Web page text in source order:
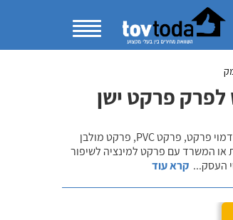
פרקט ישן
בקטגוריית התקנת פרקט למינציה תוכלו להשוות מחירים ולהתרשם ממגוון פתרונות הפרקט הסינטטי, ריצוף דמוי פרקט, פרקט PVC, פרקט מולבן
או המשרד עם פרקט למינציה לשיפור
העסק... קרא עוד